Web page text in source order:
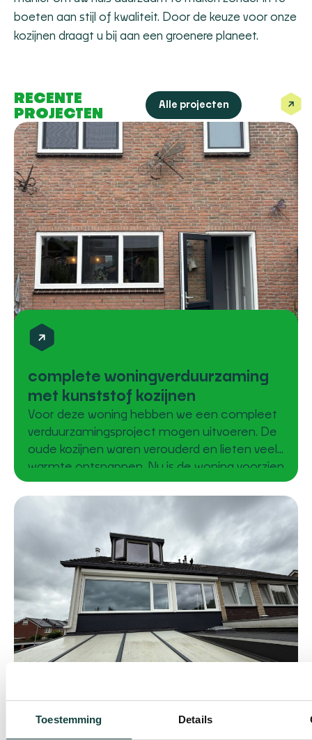
Toestemming Details
boeten aan stijl of kwaliteit. Door de keuze voor onze
kozijnen draagt u bij aan een groenere planeet.
RECENTE
PROJECTEN
Alle projecten
complete woningverduurzaming
met kunststof kozijnen
Voor deze woning hebben we een compleet
verduurzamingsproject mogen uitvoeren. De
oude kozijnen waren verouderd en lieten veel
warmte ontsnappen. Nu is de woning voorzien
van moderne kunststof kozijnen met
installatie en HR++ glas, waardoor het huis
energiezuiniger, comfortabeler en
onderhoudsarm is geworden. Van verouderd
naar energiezuinig De bewoners wilden